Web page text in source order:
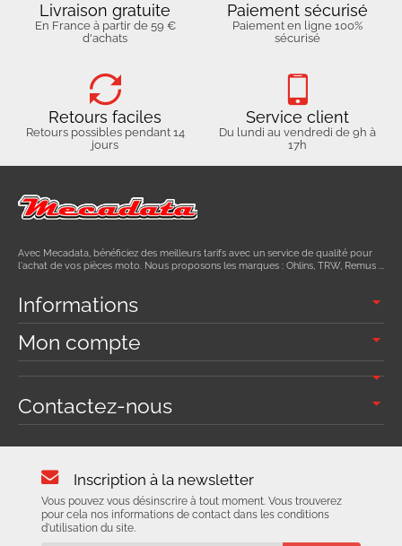
Livraison gratuite
En France à partir de 59 €
d'achats
Paiement sécurisé
Paiement en ligne 100%
sécurisé
Retours faciles
Retours possibles pendant 14
jours
Service client
Du lundi au vendredi de 9h à
17h
Avec Mecadata, bénéficiez des meilleurs tarifs avec un service de qualité pour
l'achat de vos pièces moto. Nous proposons les marques : Ohlins, TRW, Remus ...
Informations
Mon compte
Contactez-nous
Inscription à la newsletter
Vous pouvez vous désinscrire à tout moment. Vous trouverez
pour cela nos informations de contact dans les conditions
d'utilisation du site.